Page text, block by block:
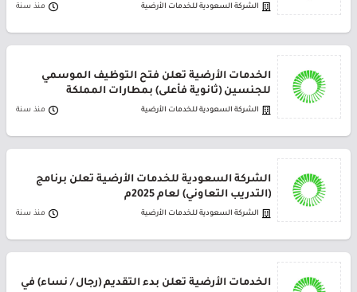
الشركة السعودية للخدمات الأرضية منذ سنة
الخدمات الأرضية تعلن فتح التوظيف الموسمي
للجنسين (ثانوية فأعلى) بمطارات المملكة
الشركة السعودية للخدمات الأرضية منذ سنة
الشركة السعودية للخدمات الأرضية تعلن برنامج
(التدريب التعاوني) لعام 2025م
الشركة السعودية للخدمات الأرضية منذ سنة
الخدمات الأرضية تعلن بدء التقديم (رجال / نساء) في